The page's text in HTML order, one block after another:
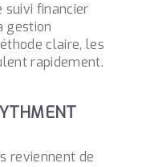
suivi financier
gestion
claire, les
rapidement.
reviennent de